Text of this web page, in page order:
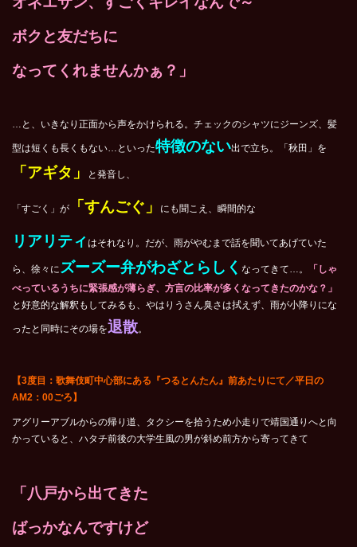
ボクと友だちに
なってくれませんかぁ？」
…と、いきなり正面から声をかけられる。チェックのシャツにジーンズ、髪
型は短くも長くもない…といった特徴のない出で立ち。「秋田」を
「アギタ」 と発音し、
「すごく」が 「すんごぐ」 にも聞こえ、瞬間的な
リアリティ はそれなり。だが、雨がやむまで話を聞いてあげていた
ら、徐々にズーズー弁がわざとらしく なってきて…。
「しゃ
べっているうちに緊張感が薄らぎ、方言の比率が多くなってきたのかな？」
と好意的な解釈もしてみるも、やはりうさん臭さは拭えず、雨が小降りにな
ったと同時にその場を退散。
【3度目：歌舞伎町中心部にある『つるとんたん』前あたりにて／平日の
AM2：00ごろ】
アグリーアブルからの帰り道、タクシーを拾うため小走りで靖国通りへと向
かっていると、ハタチ前後の大学生風の男が斜め前方から寄ってきて
「八戸から出てきた
ばっかなんですけど